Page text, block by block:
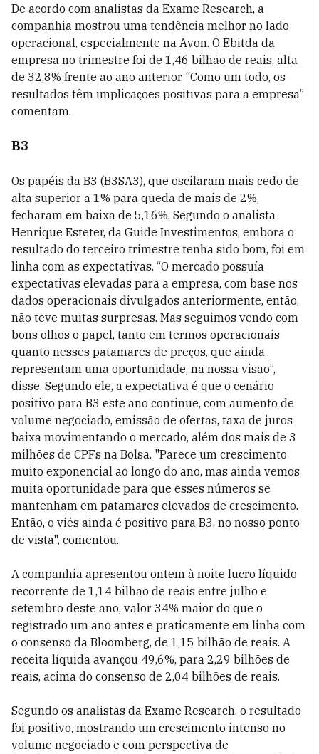
De acordo com analistas da Exame Research, a
companhia mostrou uma tendência melhor no lado
operacional, especialmente na Avon. O Ebitda da
empresa no trimestre foi de 1,46 bilhão de reais, alta
de 32,8% frente ao ano anterior. “Como um todo, os
resultados têm implicações positivas para a empresa”
comentam.
B3
Os papéis da B3 (B3SA3), que oscilaram mais cedo de
alta superior a 1% para queda de mais de 2%,
fecharam em baixa de 5,16%. Segundo o analista
Henrique Esteter, da Guide Investimentos, embora o
resultado do terceiro trimestre tenha sido bom, foi em
linha com as expectativas. “O mercado possuía
expectativas elevadas para a empresa, com base nos
dados operacionais divulgados anteriormente, então,
não teve muitas surpresas. Mas seguimos vendo com
bons olhos o papel, tanto em termos operacionais
quanto nesses patamares de preços, que ainda
representam uma oportunidade, na nossa visão”,
disse. Segundo ele, a expectativa é que o cenário
positivo para B3 este ano continue, com aumento de
volume negociado, emissão de ofertas, taxa de juros
baixa movimentando o mercado, além dos mais de 3
milhões de CPFs na Bolsa. "Parece um crescimento
muito exponencial ao longo do ano, mas ainda vemos
muita oportunidade para que esses números se
mantenham em patamares elevados de crescimento.
Então, o viés ainda é positivo para B3, no nosso ponto
de vista", comentou.
A companhia apresentou ontem à noite lucro líquido
recorrente de 1,14 bilhão de reais entre julho e
setembro deste ano, valor 34% maior do que o
registrado um ano antes e praticamente em linha com
o consenso da Bloomberg, de 1,15 bilhão de reais. A
receita líquida avançou 49,6%, para 2,29 bilhões de
reais, acima do consenso de 2,04 bilhões de reais.
Segundo os analistas da Exame Research, o resultado
foi positivo, mostrando um crescimento intenso no
volume negociado e com perspectiva de